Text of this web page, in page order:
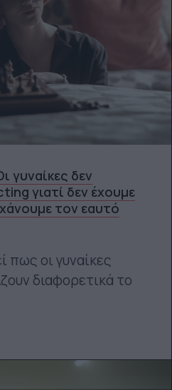
γυναίκες δεν
γιατί δεν έχουμε
τον εαυτό
πως οι γυναίκες
διαφορετικά το